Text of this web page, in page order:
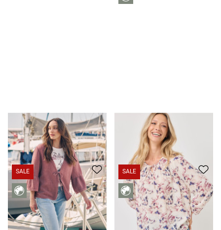
T-shirt doux avec imprimé sur le devant 29.95 CHF Chemisier léger en viscose imprimé
SALE SALE